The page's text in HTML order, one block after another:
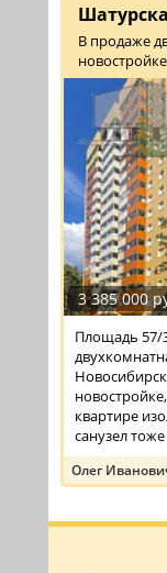
В продаже
3 385 000
Площадь 57/
квартире
санузел тоже
Олег